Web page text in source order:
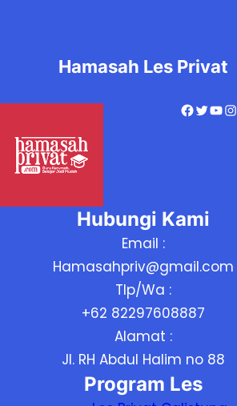
Hamasah Les Privat
Facebook Twitter YouTube Instagram
Hubungi Kami
Email :
Hamasahpriv@gmail.com
Tlp/Wa :
+62 82297608887
Alamat :
Jl. RH Abdul Halim no 88
Program Les